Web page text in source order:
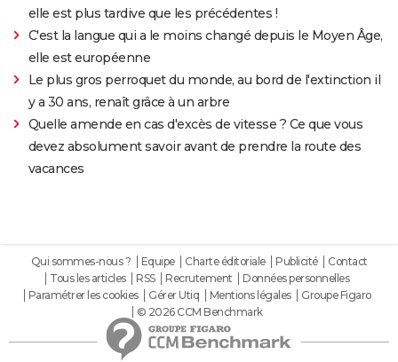
elle est plus tardive que les précédentes !
C'est la langue qui a le moins changé depuis le Moyen Âge,
elle est européenne
Le plus gros perroquet du monde, au bord de l'extinction il
y a 30 ans, renaît grâce à un arbre
Quelle amende en cas d'excès de vitesse ? Ce que vous
devez absolument savoir avant de prendre la route des
vacances
Qui sommes-nous ? Equipe Charte éditoriale Publicité
Contact
Tous les articles
RSS Recrutement
Données personnelles
Paramétrer les cookies
Gérer Utiq Mentions légales
Groupe Figaro
© 2026 CCM Benchmark